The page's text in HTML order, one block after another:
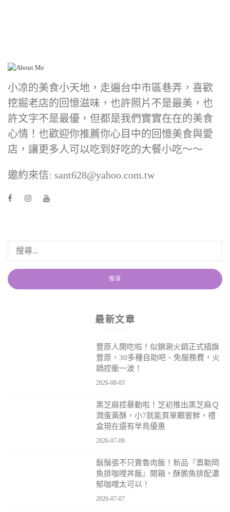
小凉的美食小天地，走遍台中市區巷弄，喜歡
挖掘老店的回憶滋味，也許照片不是最美，也
許文字不是最優，但都是我們實實在在的美食
心情！也歡迎你推薦你心目中的回憶美食與愛
店，讓更多人可以吃到好吃的大餐小吃～～
邀約來信: sant628@yahoo.com.tw
最新文章
豐原人開吃啦！似錦涮火鍋正式插旗
豐原，30多種自助吧、免服務費，火
鍋控衝一波！
2026-08-03
黑芝麻控暴動啦！芝初推出黑芝麻Ｑ
潤蛋黃酥，小7就能買單顆嘗鮮，禮
盒現在還有早鳥優惠
2026-07-09
鬍鬚張不只賣魯肉飯！新品『奧勒岡
魚排咖哩丼飯』開箱，酥脆魚排配濃
郁咖哩太可以！
2026-07-07